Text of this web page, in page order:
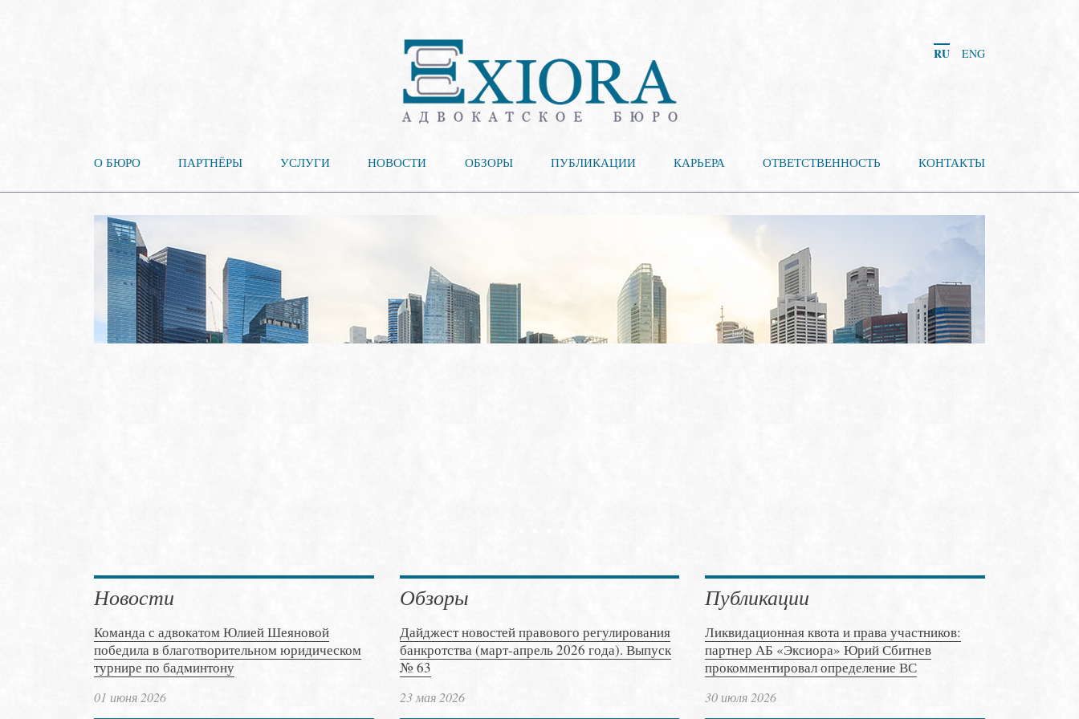
RU ENG
О БЮРО ПАРТНЁРЫ УСЛУГИ НОВОСТИ ОБЗОРЫ ПУБЛИКАЦИИ КАРЬЕРА ОТВЕТСТВЕННОСТЬ КОНТАКТЫ
Новости
Команда с адвокатом Юлией Шеяновой
победила в благотворительном юридическом
турнире по бадминтону
01 июня 2026
Обзоры
Дайджест новостей правового регулирования
банкротства (март-апрель 2026 года). Выпуск
№ 63
23 мая 2026
Публикации
Ликвидационная квота и права участников:
партнер АБ «Эксиора» Юрий Сбитнев
прокомментировал определение ВС
30 июля 2026